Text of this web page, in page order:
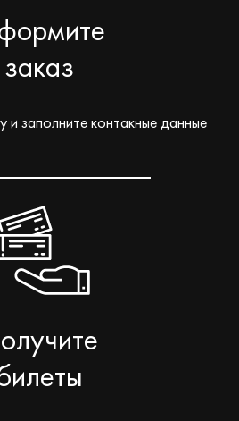
заказ
и заполните контакные данные